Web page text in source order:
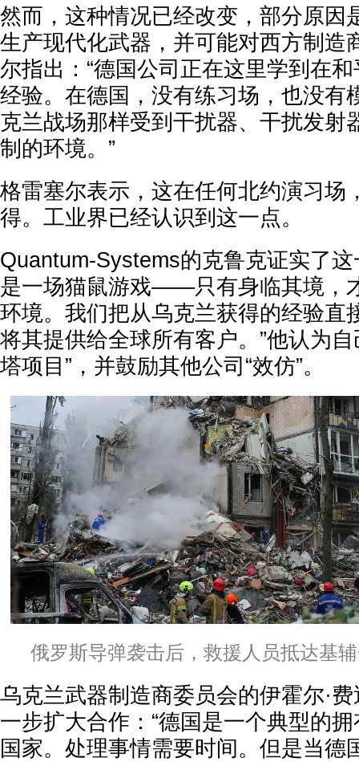
然而，这种情况已经改变，部分原因
生产现代化武器，并可能对西方制造
尔指出：“德国公司正在这里学到在
经验。在德国，没有练习场，也没有
克兰战场那样受到干扰器、干扰发射
制的环境。”
格雷塞尔表示，这在任何北约演习场
得。工业界已经认识到这一点。
Quantum-Systems的克鲁克证实了这
是一场猫鼠游戏——只有身临其境，
环境。我们把从乌克兰获得的经验直
将其提供给全球所有客户。”他认为
塔项目”，并鼓励其他公司“效仿”。
俄罗斯导弹袭击后，救援人员抵达基
乌克兰武器制造商委员会的伊霍尔·
一步扩大合作：“德国是一个典型的
国家。处理事情需要时间。但是当德